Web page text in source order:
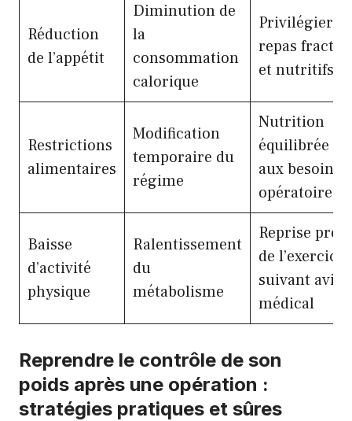
Réduction
de l’appétit
Diminution de
la
consommation
calorique
Privilégier
repas
et nutritifs
Restrictions
alimentaires
Modification
temporaire du
régime
Nutrition
équilibrée
aux besoins
opératoires
Baisse
d’activité
physique
Ralentissement
du
métabolisme
Reprise
de l’exercice
suivant avis
médical
Reprendre le contrôle de son
poids après une opération :
stratégies pratiques et sûres